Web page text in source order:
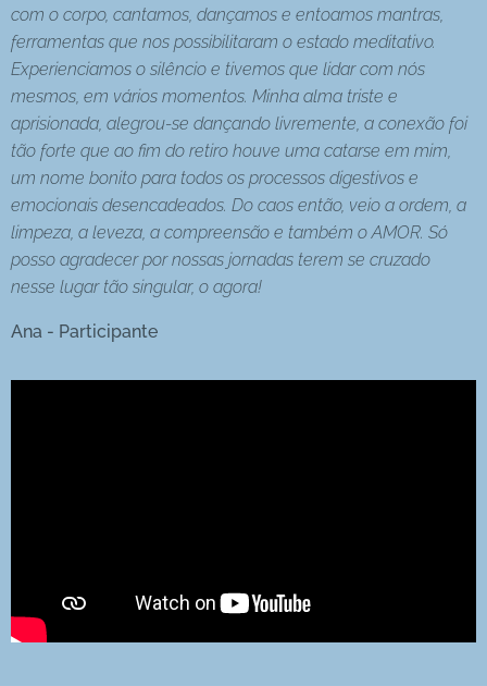
com o corpo, cantamos, dançamos e entoamos mantras,
ferramentas que nos possibilitaram o estado meditativo.
Experienciamos o silêncio e tivemos que lidar com nós
mesmos, em vários momentos. Minha alma triste e
aprisionada, alegrou-se dançando livremente, a conexão foi
tão forte que ao fim do retiro houve uma catarse em mim,
um nome bonito para todos os processos digestivos e
emocionais desencadeados. Do caos então, veio a ordem, a
limpeza, a leveza, a compreensão e também o AMOR. Só
posso agradecer por nossas jornadas terem se cruzado
nesse lugar tão singular, o agora! 🙏🏻
Ana - Participante